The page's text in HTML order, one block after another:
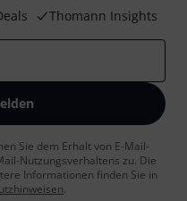
Thomann Insights
Sie dem Erhalt von E-Mail-
Nutzungsverhaltens zu. Die
Informationen finden Sie in
.